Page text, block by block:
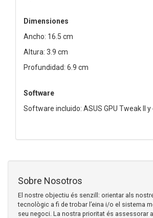
Dimensiones
Ancho: 16.5 cm
Altura: 3.9 cm
Profundidad: 6.9 cm
Software
Software incluido: ASUS GPU Tweak II
Sobre Nosotros
El nostre objectiu és senzill: orientar als
tecnològic a fi de trobar l’eina i/o el sistema
seu negoci. La nostra prioritat és assessorar